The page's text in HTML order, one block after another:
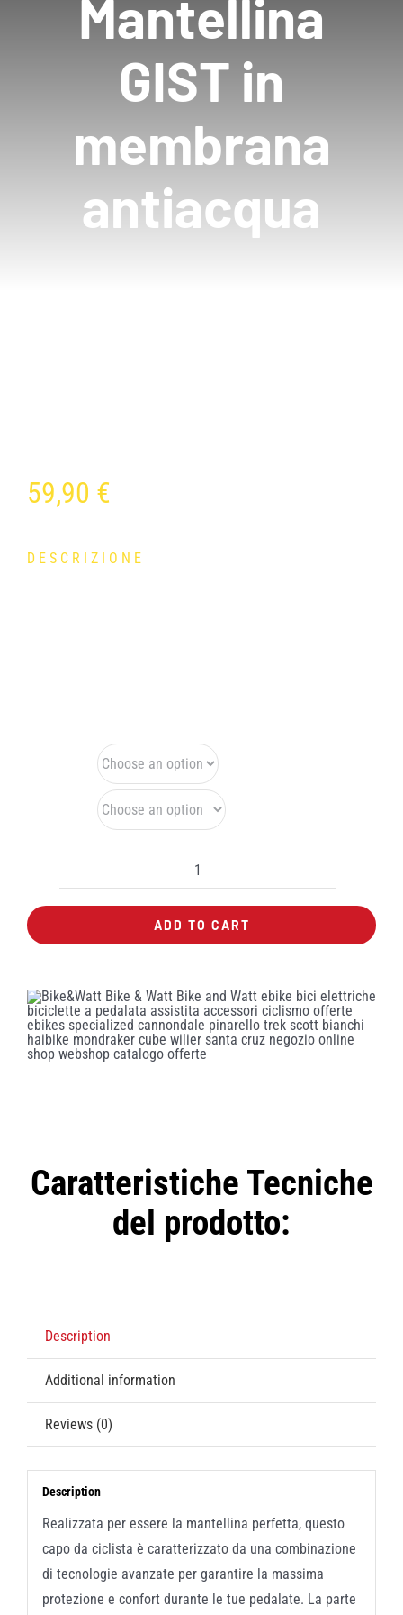
Mantellina
GIST in
membrana
antiacqua
59,90 €
DESCRIZIONE
Mantellina
GIST
in
quantity
ADD TO CART
Caratteristiche Tecniche
del prodotto:
Description
Additional information
Reviews (0)
Description
Realizzata per essere la mantellina perfetta, questo
capo da ciclista è caratterizzato da una combinazione
di tecnologie avanzate per garantire la massima
protezione e confort durante le tue pedalate. La parte